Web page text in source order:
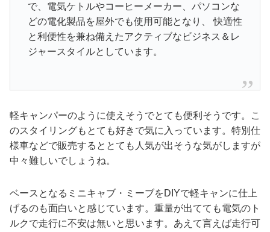
で、電気ケトルやコーヒーメーカー、パソコンな
どの電化製品を屋外でも使用可能となり、 快適性
と利便性を兼ね備えたアクティブなビジネス＆レ
ジャースタイルとしています。
軽キャンパーのように使えそうでとても便利そうです。こ
のスタイリングもとても好きで気に入っています。特別仕
様車などで販売するととても人気が出そうな気がしますが
中々難しいでしょうね。
ベースとなるミニキャブ・ミーブをDIYで軽キャンに仕上
げるのも面白いと感じています。重量が出てても電気のト
ルクで走行に不安は無いと思います。あえて言えば走行可